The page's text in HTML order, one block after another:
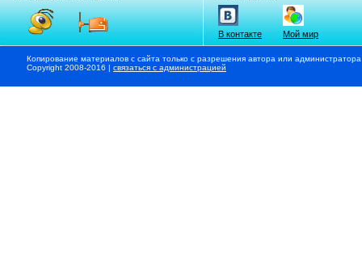
В контакте Мой мир
Копирование материалов с сайта только с разрешения автора или
Copyright 2008-2016 | связаться с администрацией